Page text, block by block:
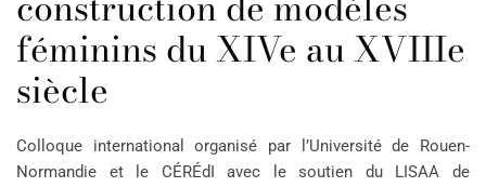
féminins du XIVe au XVIIIe
siècle
Colloque international organisé par l’Université de Rouen-
Normandie et le CÉRÉdI avec le soutien du LISAA de